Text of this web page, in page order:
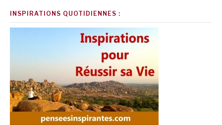
INSPIRATIONS QUOTIDIENNES :